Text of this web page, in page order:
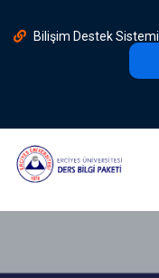
Bilişim Destek Sistemi